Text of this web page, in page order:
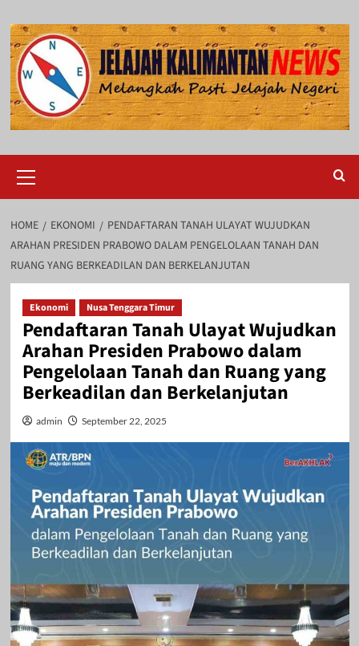
to
content
Menu
HOME EKONOMI
PENDAFTARAN TANAH ULAYAT WUJUDKAN
ARAHAN PRESIDEN PRABOWO DALAM PENGELOLAAN TANAH DAN
RUANG YANG BERKEADILAN DAN BERKELANJUTAN
Ekonomi Nusa Tenggara Timur
Pendaftaran Tanah Ulayat Wujudkan
Arahan Presiden Prabowo dalam
Pengelolaan Tanah dan Ruang yang
Berkeadilan dan Berkelanjutan
admin September 22, 2025